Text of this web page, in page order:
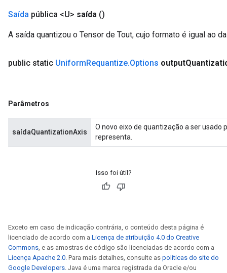
Saída pública <U> saída ()
A saída quantizou o Tensor de Tout, cujo formato é igual ao
public static UniformRequantize.Options output
Parâmetros
saídaQuantizationAxis
O novo eixo de quantização a ser usado
representa.
Isso foi útil?
Exceto em caso de indicação contrária, o conteúdo desta página é
licenciado de acordo com a Licença de atribuição 4.0 do Creative
Commons , e as amostras de código são licenciadas de acordo com a
Licença Apache 2.0 . Para mais detalhes, consulte as políticas do site do
Google Developers . Java é uma marca registrada da Oracle e/ou